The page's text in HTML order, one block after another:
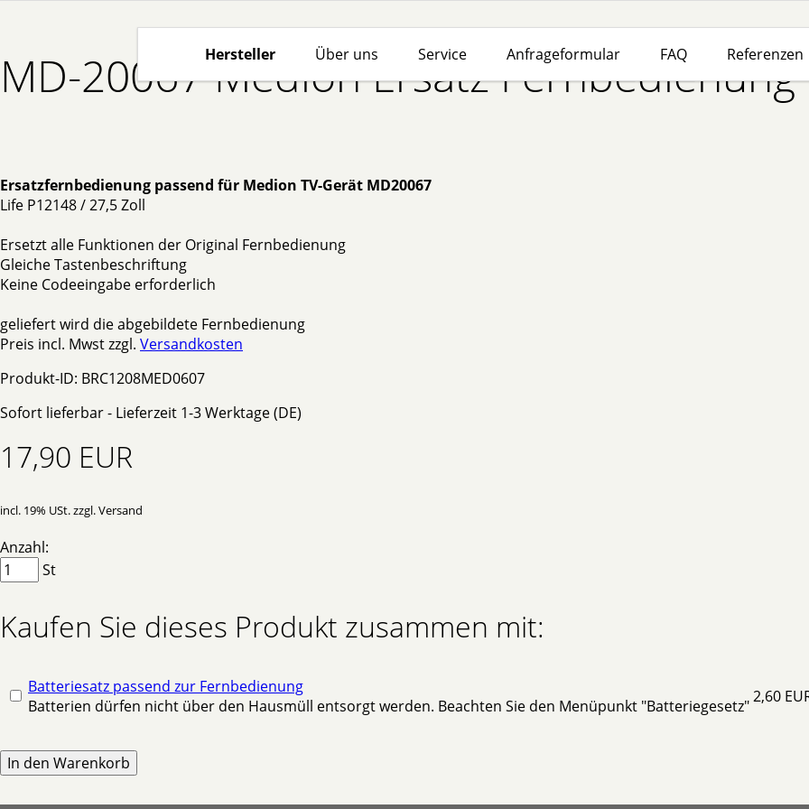
Hersteller Über uns Service Anfrageformular FAQ Referenzen
MD-20067 Medion Ersatz Fernbedienung
Ersatzfernbedienung passend für Medion TV-Gerät MD20067
Life P12148 / 27,5 Zoll
Ersetzt alle Funktionen der Original Fernbedienung
Gleiche Tastenbeschriftung
Keine Codeeingabe erforderlich
geliefert wird die abgebildete Fernbedienung
Preis incl. Mwst zzgl. Versandkosten
Produkt-ID: BRC1208MED0607
Sofort lieferbar - Lieferzeit 1-3 Werktage (DE)
17,90 EUR
incl. 19% USt. zzgl. Versand
Anzahl:
St
Kaufen Sie dieses Produkt zusammen mit:
Batteriesatz passend zur Fernbedienung
Batterien dürfen nicht über den Hausmüll entsorgt werden. Beachten Sie den Menüpunkt "Batteriegesetz"2,60
In den Warenkorb